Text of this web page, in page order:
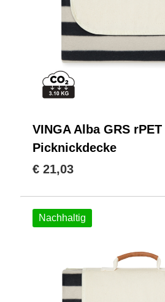
VINGA Alba GRS rPET
Picknickdecke
€ 21,03
Nachhaltig